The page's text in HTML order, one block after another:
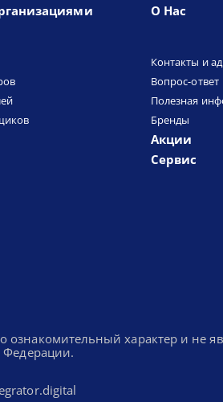
О Нас
Контакты и
Вопрос-ответ
Полезная
Бренды
Акции
Сервис
ознакомительный характер и не
Федерации.